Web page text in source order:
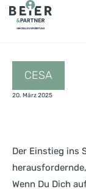
CESA
20. März 2025
Der Einstieg ins
Wenn Du Dich